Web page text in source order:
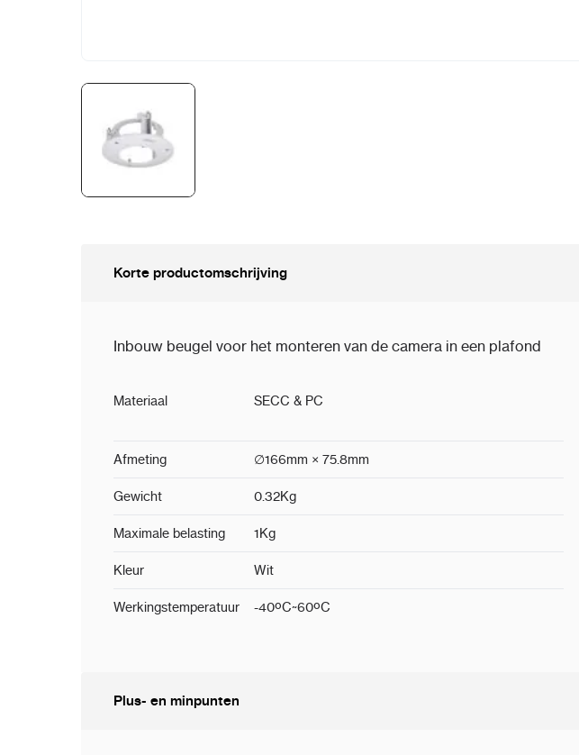
Korte productomschrijving
Inbouw beugel voor het monteren van de camera in een plafond
Materiaal SECC & PC
Afmeting ∅166mm × 75.8mm
Gewicht 0.32Kg
Maximale belasting 1Kg
Kleur Wit
Werkingstemperatuur -40ºC~60ºC
Plus- en minpunten